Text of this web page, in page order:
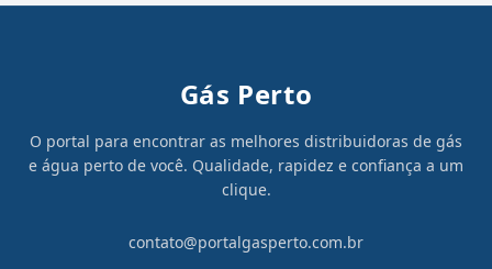
Gás Perto
O portal para encontrar as melhores distribuidoras de gás
e água perto de você. Qualidade, rapidez e confiança a um
clique.
contato@portalgasperto.com.br